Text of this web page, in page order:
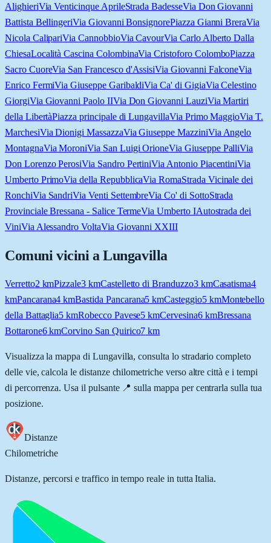
AlighieriVia Venticinque AprileStrada BadesseVia Don Giovanni
Battista BellingeriVia Giovanni BonsignorePiazza Gianni BreraVia
Nicola CalipariVia CannobbioVia CavourVia Carlo Alberto Dalla
ChiesaLocalità Cascina ColombinaVia Cristoforo ColomboPiazza
Sacro CuoreVia San Francesco d'AssisiVia Giovanni FalconeVia
Enrico FermiVia Giuseppe GaribaldiVia Ca' di GigiaVia Celestino
GiorgiVia Giovanni Paolo IIVia Don Giovanni LauziVia Martiri
della LibertàPiazza principale di LungavillaVia Primo MaggioVia T.
MarchesiVia Dionigi MassazzaVia Giuseppe MazziniVia Angelo
MontagnaVia MoroniVia San Luigi OrioneVia Giuseppe PalliVia
Don Lorenzo PerosiVia Sandro PertiniVia Antonio PiacentiniVia
Umberto PrimoVia della RepubblicaVia RomaStrada Vicinale dei
RonchiVia SandriVia Venti SettembreVia Co' di SottoStrada
Provinciale Bressana - Salice TermeVia Umberto IAutostrada dei
ViniVia Alessandro VoltaVia Giovanni XXIII
Comuni vicini aLungavilla
Verretto2 kmPizzale3 kmCastelletto di Branduzzo3kmCasatisma4
kmPancarana4 kmBastida Pancarana5 kmCasteggio5kmMontebello
della Battaglia5 kmRobecco Pavese5 kmCervesina6kmBressana
Bottarone6kmCorvino San Quirico7 km
Visualizza la mappa di Lungavilla, consulta lo stradario completo
delle vie, calcola le distanze chilometriche verso altre città e i tempi
di percorrenza. Usa il pulsante 📍 sulla mappa per centrarla sulla tua
posizione.
Distanze
Chilometriche
Distanze, percorsi e traffico in tempo reale in tutta Italia.